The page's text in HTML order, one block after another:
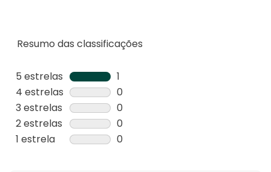
Resumo das classificações
5 estrelas estrelas
1
1
análise
com
5
4 estrelas estrelas
0
0
análise
com
3 estrelas estrelas
0
0
análise
2 estrelas estrelas
0
0
1 estrela estrelas
0